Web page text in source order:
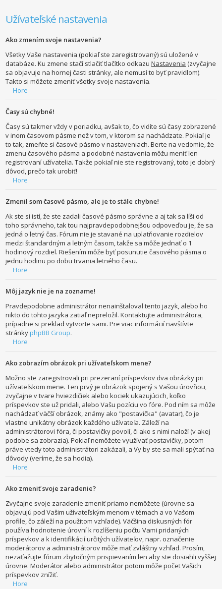
Užívateľské nastavenia
Ako zmením svoje nastavenia?
Všetky Vaše nastavenia (pokiaľ ste zaregistrovaný) sú uložené v
databáze. Ku zmene stačí stlačiť tlačítko odkazuNastavenia (zvyčajne
sa objavuje na hornej časti stránky, ale nemusí to byť pravidlom).
Takto si môžete zmeniť všetky svoje nastavenia.
Hore
Časy sú chybné!
Časy sú takmer vždy v poriadku, avšak to, čo vidíte sú časy zobrazené
v inom časovom pásme než v tom, v ktorom sa nachádzate. Pokiaľ je
to tak, zmeňte si časové pásmo v nastaveniach. Berte na vedomie, že
zmenu časového pásma a podobné nastavenia môžu meniť len
registrovaní užívatelia. Takže pokiaľ nie ste registrovaný, toto je dobrý
dôvod, prečo tak urobiť!
Hore
Zmenil som časové pásmo, ale je to stále chybne!
Ak ste si istí, že ste zadali časové pásmo správne a aj tak sa líši od
toho správneho, tak tou najpravdepodobnejšou odpoveďou je, že sa
jedná o letný čas. Fórum nie je stavané na uplatňovanie rozdielov
medzi štandardným a letným časom, takže sa môže jednať o 1
hodinový rozdiel. Riešením môže byť posunutie časového pásma o
jednu hodinu po dobu trvania letného času.
Hore
Môj jazyk nie je na zozname!
Pravdepodobne administrátor nenainštaloval tento jazyk, alebo ho
nikto do tohto jazyka zatiaľ nepreložil. Kontaktujte administrátora,
prípadne si preklad vytvorte sami. Pre viac informácií navštívte
stránkyphpBB Group.
Hore
Ako zobrazím obrázok pri užívateľskom mene?
Možno ste zaregistrovali pri prezeraní príspevkov dva obrázky pri
užívateľskom mene. Ten prvý je obrázok spojený s Vašou úrovňou,
zvyčajne v tvare hviezdičiek alebo kociek ukazujúcich, koľko
príspevkov ste už pridali, alebo Vašu pozíciu vo fóre. Pod ním sa môže
nachádzať väčší obrázok, známy ako "postavička" (avatar), čo je
vlastne unikátny obrázok každého užívateľa. Záleží na
administrátorovi fóra, či postavičky povolí, či ako s nimi naloží (v akej
podobe sa zobrazia). Pokiaľ nemôžete využívať postavičky, potom
práve vtedy toto administrátori zakázali, a Vy by ste sa mali spýtať na
dôvody (veríme, že sa hodia).
Hore
Ako zmeniť svoje zaradenie?
Zvyčajne svoje zaradenie zmeniť priamo nemôžete (úrovne sa
objavujú pod Vašim užívateľským menom v témach a vo Vašom
profile, čo záleží na použitom vzhľade). Väčšina diskusných fór
používa hodnotenie úrovní k rozlíšeniu počtu Vami pridaných
príspevkov a k identifikácií určitých užívateľov, napr. označenie
moderátorov a administrátorov môže mať zvláštny vzhľad. Prosím,
nezaťažujte fórum zbytočným prispievaním len aby ste dosiahli vyššej
úrovne. Moderátor alebo administrátor potom môže počet Vašich
príspevkov znížiť.
Hore